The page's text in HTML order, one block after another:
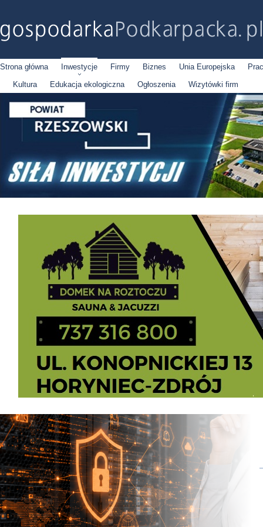
Strona główna Inwestycje Firmy Biznes Unia Europejska
Kultura
Edukacja ekologiczna Ogłoszenia Wizytówki firm